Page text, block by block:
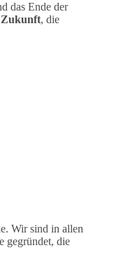
das Ende der
Zukunft, die
Wir sind in allen
gegründet, die